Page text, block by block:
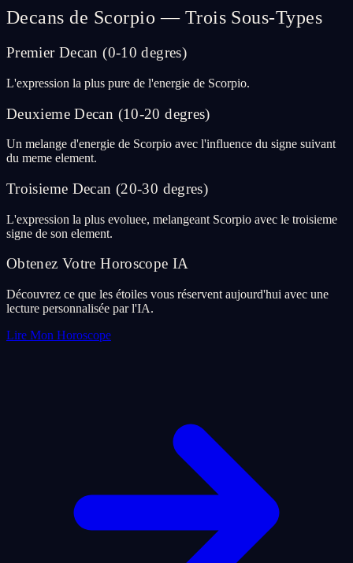
Decans de Scorpio — Trois Sous-Types
Premier Decan (0-10 degres)
L'expression la plus pure de l'energie de Scorpio.
Deuxieme Decan (10-20 degres)
Un melange d'energie de Scorpio avec l'influence du signe suivant
du meme element.
Troisieme Decan (20-30 degres)
L'expression la plus evoluee, melangeant Scorpio avec le troisieme
signe de son element.
Obtenez Votre Horoscope IA
Découvrez ce que les étoiles vous réservent aujourd'hui avec une
lecture personnalisée par l'IA.
Lire Mon Horoscope